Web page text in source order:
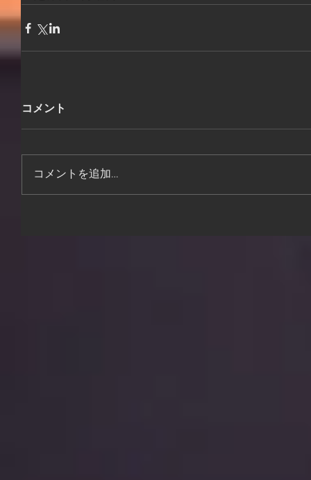
コメント
コメントを追加…